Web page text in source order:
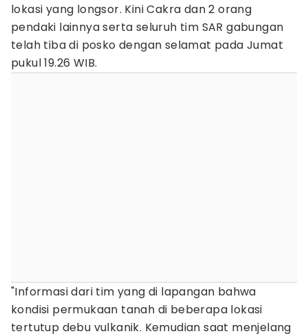
lokasi yang longsor. Kini Cakra dan 2 orang
pendaki lainnya serta seluruh tim SAR gabungan
telah tiba di posko dengan selamat pada Jumat
pukul 19.26 WIB.
"Informasi dari tim yang di lapangan bahwa
kondisi permukaan tanah di beberapa lokasi
tertutup debu vulkanik. Kemudian saat menjelang